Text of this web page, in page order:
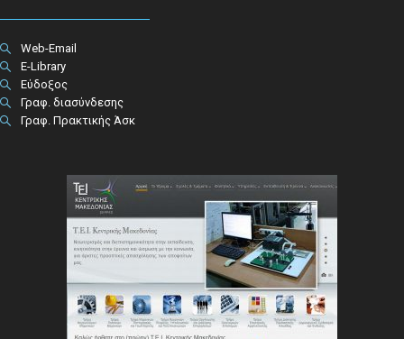
Web-Email
E-Library
Εύδοξος
Γραφ. διασύνδεσης
Γραφ. Πρακτικής Άσκ